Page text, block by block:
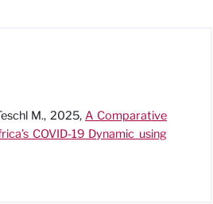
M., 2025,A Comparative
COVID-19 Dynamic using